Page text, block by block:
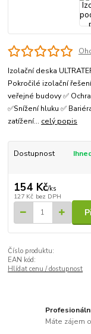
Izolační deska
Pokročilé izolační
veřejné budovy ✅
✅Snížení hluku ✅
zatížení... celý popis
Dostupnost
154 Kč/ks
127 Kč bez DPH
Číslo produktu:
EAN kód:
Hlídat cenu / dostupnost
Máte zájem